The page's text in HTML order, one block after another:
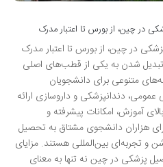
در چین، از بورس تا اعتبار مدرک
در چین، از بورس تا اعتبار مدرک
شدن به یکی از قطب‌های اصلی
متنوعی برای دانشجویان
دندانپزشکی و داروسازی ارائه
آموزش، امکانات پیشرفته و
هزاران دانشجوی مشتاق به تحصیل
و تجربه‌ای بین‌المللی هستند. مزایای
پزشکی در چین نه تنها به معنای